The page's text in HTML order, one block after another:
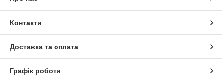
Контакти
Доставка та оплата
Графік роботи